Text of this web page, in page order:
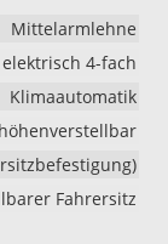
Mittelarmlehne
elektrisch 4-fach
Klimaautomatik
Fahrersitz